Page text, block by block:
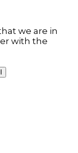
we are in
with the